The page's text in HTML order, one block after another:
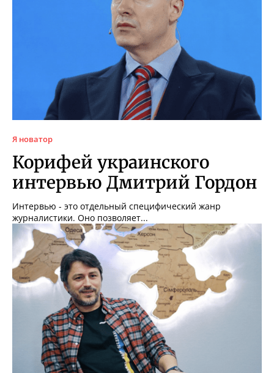
Я новатор
Корифей украинского
интервью Дмитрий Гордон
Интервью - это отдельный специфический жанр
журналистики. Оно позволяет...